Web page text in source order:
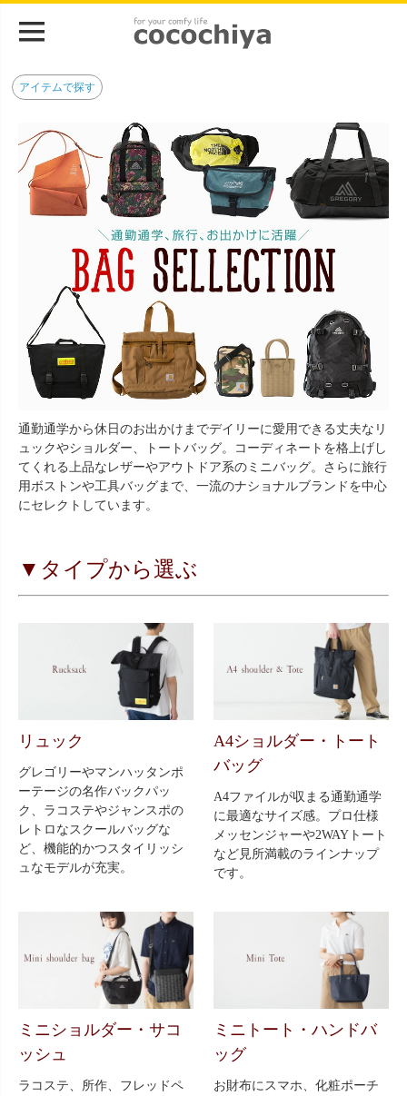
アイテムで探す
通勤通学から休日のお出かけまでデイリーに愛用できる丈夫なリ
ュックやショルダー、トートバッグ。コーディネートを格上げし
てくれる上品なレザーやアウトドア系のミニバッグ。さらに旅行
用ボストンや工具バッグまで、一流のナショナルブランドを中心
にセレクトしています。
▼タイプから選ぶ
リュック
グレゴリーやマンハッタンポ
ーテージの名作バックパッ
ク、ラコステやジャンスポの
レトロなスクールバッグな
ど、機能的かつスタイリッシ
ュなモデルが充実。
A4ショルダー・トート
バッグ
A4ファイルが収まる通勤通学
に最適なサイズ感。プロ仕様
メッセンジャーや2WAYトート
など見所満載のラインナップ
です。
ミニショルダー・サコ
ッシュ
ラコステ、所作、フレッドペ
ミニトート・ハンドバ
ッグ
お財布にスマホ、化粧ポーチ